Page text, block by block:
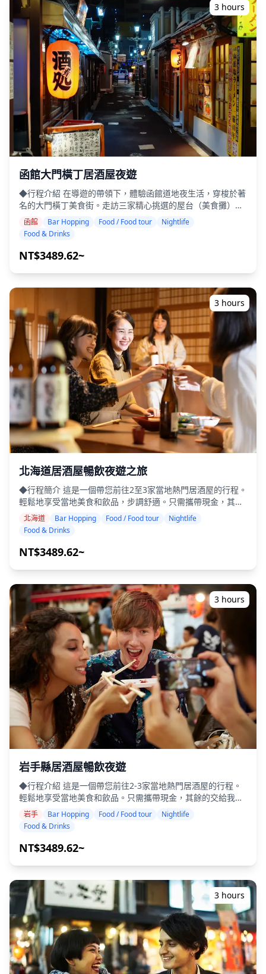
afdb01292aa7.webp?w=1200&h=800&fit=crop&q=80)
餐點 ・個人開銷或購物 ◆其他資訊 ・本次旅行的最多參與人
數為8人。 ・兒童必須由成人陪同。 ・僅向20歲及以上的參與
者提供酒精飲品（日本的法定飲酒年齡）。 ・請注意，餐點是
在與Holiday Travel分開的廚房準備的，因此我們無法保證無
過敏餐點或滿足飲食限制。 ◆福島 - 美食與夜生活 在福島
市，大町和尾町地區擁有熱鬧的酒館和小吃店，供應圓盤餃子
和馬肉生魚片等特色菜以及當地清酒。郡山車站地區是另一個
主要的夜生活中心，提供從立式酒吧到時尚酒廊的各種場所。
在磐城市的平地區，海港居酒屋突出了新鮮的海鮮。 會津若松
以清酒而聞名，鎮上遍布釀酒廠擁有的酒吧和傳統餐廳。在喜
多方，酒吧暢飲通常以該市著名的拉麵結束。福島的每個地區
都有其獨特的飲酒文化。 有些地方可能不會說英語，但在當地
導遊的帶領下，您可以放鬆身心並享受。在某些地區，酒吧可
能有限，因此我們將檢查是否可以進行酒吧暢飲。請隨時預
訂。 ![](https://assets.hldycdn.com/a0f38c6a-528c-41c7-
a42e-9d8aafe95f53.jpg?w=1200&h=800&fit=crop&q=80) !
[](https://assets.hldycdn.com/7b5d7362-72e1-46cc-93a5-
9709ddd2ff6c.jpg?w=1200&h=800&fit=crop&q=80) ![]
(https://assets.hldycdn.com/19cf17e4-2d11-425b-9139-
5d5cfb71f209.jpg?w=1200&h=800&fit=crop&q=80) ![]
0a30a3a33f11.jpg?w=1200&h=800&fit=crop&q=80) ![]
(https://assets.hldycdn.com/baed62a7-2e4d-4e30-a8b8-
939ed45bb631.jpg?w=1200&h=800&fit=crop&q=80) ![]
(https://assets.hldycdn.com/c6ab9c4b-8e5b-440d-84cd-
116a820c0e8c.jpg?w=1200&h=800&fit=crop&q=80)
3 hours
函館大門橫丁居酒屋夜遊
◆行程介紹 在導遊的帶領下，體驗函館道地夜生活，穿梭於著
名的大門橫丁美食街。走訪三家精心挑選的屋台（美食攤）和
居酒屋，品嚐函館特色美食，如新鮮魷魚和著名的鹽味拉麵。
漫步在巷弄中，您還可以隨意走進有趣的店家，發掘當地人喜
・小團體旅遊，確保親密而真實的體驗 ・品嚐飲品和新鮮的函
地人喜愛的大門橫丁的懷舊氛圍 ◆費用包含 ・在3個店家各享
用2杯飲品（共6杯） ・晚餐：當地料理，包括海鮮 ・在當地
導遊的帶領下，走訪3個地點——從美食攤、居酒屋或酒吧中
選擇 ◆費用不包含 ・飯店接送 ・小費 ・交通費用 ・旅遊費用
中未包含的額外飲品或餐點 ・個人消費或購物 ◆其他資訊 ・
本次旅遊的最多參加人數為8人。 ・兒童必須由成人陪同。 ・
僅向20歲及以上的參與者提供酒精飲品（日本的法定飲酒年
齡）。 ・請注意，餐點是在與Holiday Travel分開的廚房準備
的，因此我們無法保證無過敏餐點或滿足飲食限制。
函館 Bar Hopping Food / Food tour
Nightlife
Food & Drinks
NT$3489.62~
3 hours
北海道居酒屋暢飲夜遊之旅
◆行程簡介 這是一個帶您前往2至3家當地熱門居酒屋的行程。
輕鬆地享受當地美食和飲品，步調舒適。只需攜帶現金，其餘
的交給我們。讓我們一起分享難忘的當地體驗！ ・選擇您喜歡
的區域：北海道內您想要的地點（本行程不涵蓋北海道所有區
・小團體旅遊確保更個人化和真實的體驗 ◆費用包含 ・總共
同造訪2至3個地點，例如美食攤位、居酒屋或酒吧 ◆費用不包
含 ・飯店接送 ・小費 ・交通費用 ・未包含在旅遊費用中的額
外飲品或餐點 ・個人消費或購物 ◆其他資訊 ・本次旅行的最
多參加人數為8人。 ・兒童必須由成人陪同。 ・僅向20歲及以
上的參與者提供酒精飲品（日本的法定飲酒年齡）。 ・請注
意，餐點是在與Holiday Travel分開的廚房準備的，因此我們
無法保證無過敏餐點或滿足飲食限制。 ◆北海道 – 美食與夜生
活 札幌的薄野是日本最大的夜生活區之一，擁有數千家居酒
屋、酒吧和拉麵店。遊客可以品嚐新鮮的螃蟹、海膽和成吉思
汗烤肉（烤羊肉），搭配當地清酒或札幌啤酒。在狸小路周
圍，休閒的立飲酒吧和友善的居酒屋讓您輕鬆享受居酒屋巡
禮。 在小樽，酒吧和居酒屋沿著運河排列，提供浪漫的飲酒環
境。函館的夜生活在大門橫丁變得熱鬧起來，當地的菜餚與當
地清酒完美搭配。旭川和釧路等城市也擁有熱鬧的夜生活，讓
旅客有機會與當地人交流。 有些地方可能不說英語，但在當地
導遊的帶領下，您可以放鬆身心並享受。在某些地區，酒吧可
能有限，因此我們將確認是否可以進行居酒屋巡禮。請隨時預
訂。
北海道 Bar Hopping Food / Food tour
Nightlife
Food & Drinks
NT$3489.62~
3 hours
岩手縣居酒屋暢飲夜遊
◆行程介紹 這是一個帶您前往2-3家當地熱門居酒屋的行程。
輕鬆地享受當地美食和飲品。只需攜帶現金，其餘的交給我
們。讓我們一起分享難忘的當地體驗！ ・選擇您喜歡的地區：
您希望在岩手縣內的地點（本行程不涵蓋岩手縣內的所有地
・小團體旅遊確保更個人化和真實的體驗 ◆包含項目 ・總共
起參觀2-3個地方，例如美食攤位、居酒屋或酒吧 ◆不包含項
目 ・酒店接送 ・小費 ・交通費用 ・未包含在旅遊費用中的額
外飲品或餐點 ・個人開銷或購物 ◆附加資訊 ・本次旅行的最
多參加人數為8人。 ・兒童必須由成人陪同。 ・僅向20歲及以
上的參與者提供酒精飲品（日本的法定飲酒年齡）。 ・請注
意，餐點是在與Holiday Travel分開的廚房準備的，因此我們
無法保證無過敏餐點或滿足飲食限制。 ◆岩手縣 – 美食與夜生
活 在盛岡，大通區是該縣主要的夜生活中心，您可以在這裡享
用當地美食，如炸醬麵和碗子蕎麥麵，並搭配當地清酒。附近
岩手 Bar Hopping Food / Food tour
Nightlife
Food & Drinks
NT$3489.62~
3 hours